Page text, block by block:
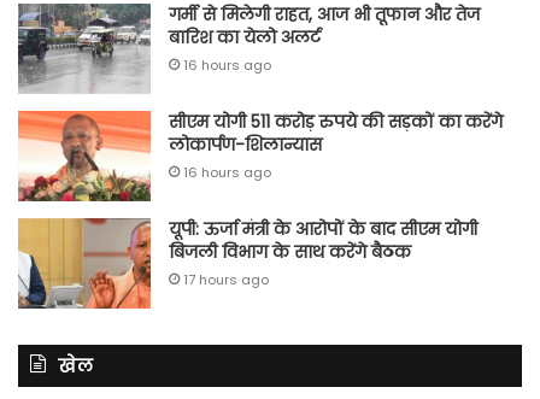
गर्मी से मिलेगी राहत, आज भी तूफान और तेज
बारिश का येलो अलर्ट
16 hours ago
सीएम योगी 511 करोड़ रुपये की सड़कों का करेंगे
लोकार्पण-शिलान्यास
16 hours ago
यूपी: ऊर्जा मंत्री के आरोपों के बाद सीएम योगी
बिजली विभाग के साथ करेंगे बैठक
17 hours ago
खेल